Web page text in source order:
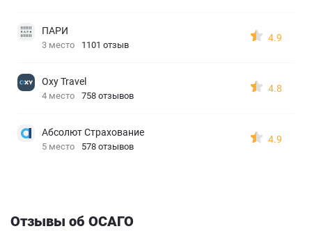
ПАРИ
3 место 1101 отзыв
4.9
Oxy Travel
4 место 758 отзывов
4.8
Абсолют Страхование
5 место 578 отзывов
4.9
Отзывы об ОСАГО